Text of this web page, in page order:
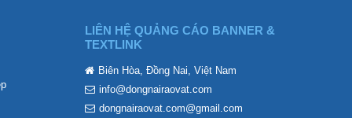
LIÊN HỆ QUẢNG CÁO BANNER &
TEXTLINK
Biên Hòa, Đồng Nai, Việt Nam
info@dongnairaovat.com
dongnairaovat.com@gmail.com